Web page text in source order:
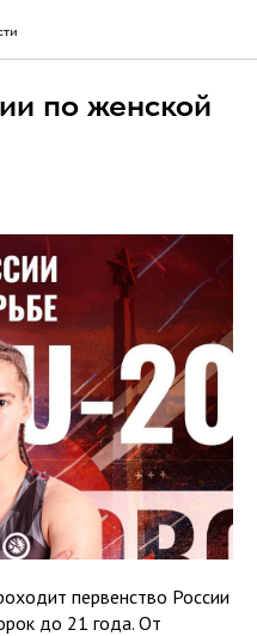
по женской
первенство России
до 21 года. От